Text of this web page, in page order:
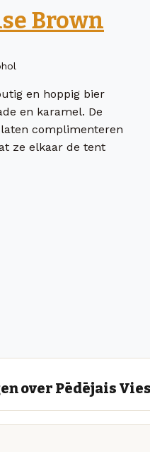
Brown
en hoppig bier
en karamel. De
complimenteren
ze elkaar de tent
over Pēdējais